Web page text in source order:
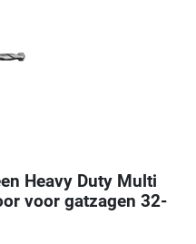
Heavy Duty Multi
voor gatzagen 32-